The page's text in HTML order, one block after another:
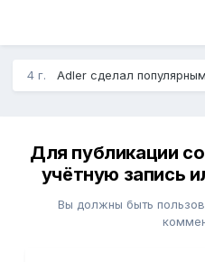
4 г. Adler сделал
Для публикации
учётную запись
Вы должны быть